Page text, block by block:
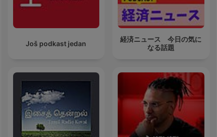
Još podkast jedan
経済ニュース 今日の気に
なる話題